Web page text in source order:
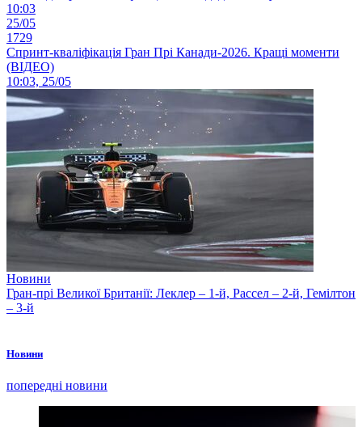
10:03
25/05
1729
Спринт-кваліфікація Гран Прі Канади-2026. Кращі моменти
(ВІДЕО)
10:03, 25/05
Новини
Гран-прі Великої Британії: Леклер – 1-й, Рассел – 2-й, Гемілтон
– 3-й
Новини
попередні новини